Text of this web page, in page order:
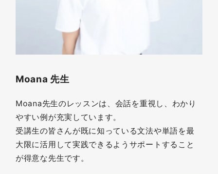
Moana 先生
Moana先生のレッスンは、会話を重視し、わかり
やすい例が充実しています。
受講生の皆さんが既に知っている文法や単語を最
大限に活用して実践できるようサポートすること
が得意な先生です。